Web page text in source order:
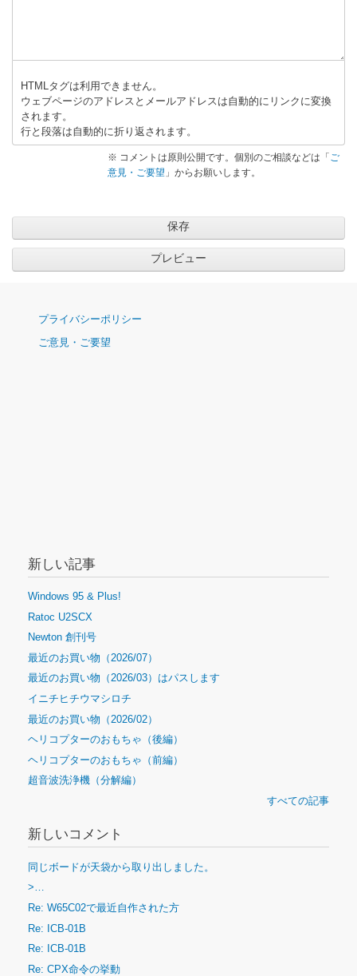
HTMLタグは利用できません。
ウェブページのアドレスとメールアドレスは自動的にリンクに変換
されます。
行と段落は自動的に折り返されます。
※ コメントは原則公開です。個別のご相談などは「 ご
意見・ご要望 」からお願いします。
ナ
ゲ
プライバシーポリシー
ご意見・ご要望
新しい記事
Windows 95 & Plus!
Ratoc U2SCX
Newton 創刊号
最近のお買い物（2026/07）
最近のお買い物（2026/03）はパスします
イニチヒチウマシロチ
最近のお買い物（2026/02）
ヘリコプターのおもちゃ（後編）
ヘリコプターのおもちゃ（前編）
超音波洗浄機（分解編）
すべての記事
新しいコメント
同じボードが天袋から取り出しました。
>…
Re: W65C02で最近自作された方
Re: ICB-01B
Re: ICB-01B
Re: CPX命令の挙動